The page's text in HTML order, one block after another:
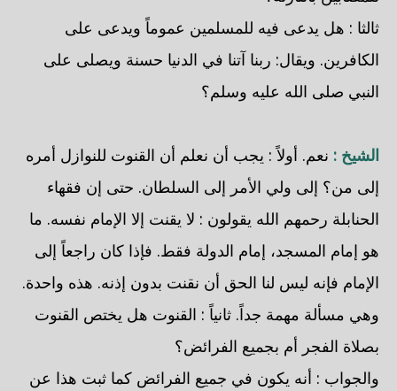
ثالثا : هل يدعى فيه للمسلمين عموماً ويدعى على
الكافرين. ويقال: ربنا آتنا في الدنيا حسنة ويصلى على
النبي صلى الله عليه وسلم؟
الشيخ : نعم. أولاً : يجب أن نعلم أن القنوت للنوازل أمره
إلى من؟ إلى ولي الأمر إلى السلطان. حتى إن فقهاء
الحنابلة رحمهم الله يقولون : لا يقنت إلا الإمام نفسه. ما
هو إمام المسجد، إمام الدولة فقط. فإذا كان راجعاً إلى
الإمام فإنه ليس لنا الحق أن نقنت بدون إذنه. هذه واحدة.
وهي مسألة مهمة جداً. ثانياً : القنوت هل يختص القنوت
بصلاة الفجر أم بجميع الفرائض؟
والجواب : أنه يكون في جميع الفرائض كما ثبت هذا عن